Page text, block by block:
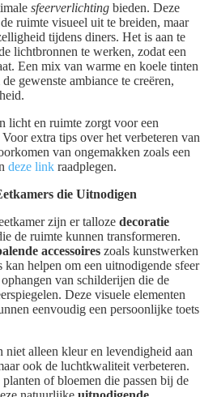
sfeerverlichting bieden. Deze
ruimte visueel uit te breiden, maar
tijdens diners. Het is aan te
lichtbronnen te werken, zodat een
Een mix van warme en koele tinten
gewenste ambiance te creëren,
licht en ruimte zorgt voor een
extra tips over het verbeteren van
van ongemakken zoals een
deze link raadplegen.
die Uitnodigen
zijn er talloze decoratie
de ruimte kunnen transformeren.
accessoires zoals kunstwerken
kan helpen om een uitnodigende sfeer
van schilderijen die de
Deze visuele elementen
eenvoudig een persoonlijke toets
niet alleen kleur en levendigheid aan
ook de luchtkwaliteit verbeteren.
of bloemen die passen bij de